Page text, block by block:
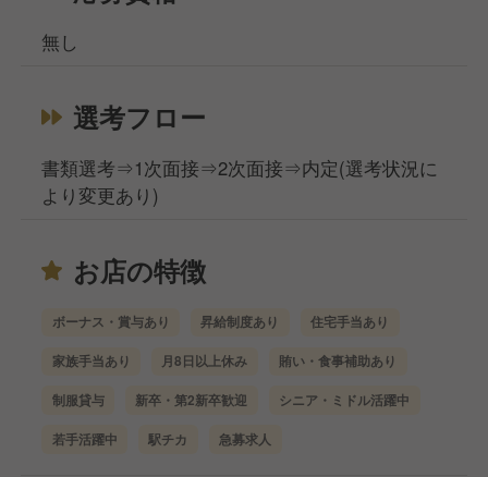
無し
選考フロー
書類選考⇒1次面接⇒2次面接⇒内定(選考状況に
より変更あり)
お店の特徴
ボーナス・賞与あり 昇給制度あり 住宅手当あり
家族手当あり 月8日以上休み 賄い・食事補助あり
制服貸与 新卒・第2新卒歓迎 シニア・ミドル活躍中
若手活躍中 駅チカ 急募求人